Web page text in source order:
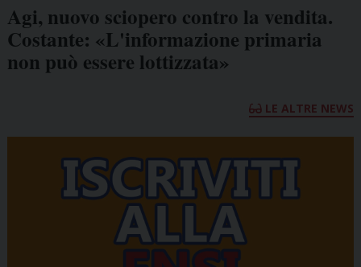
Agi, nuovo sciopero contro la vendita.
Costante: «L'informazione primaria
non può essere lottizzata»
LE ALTRE NEWS